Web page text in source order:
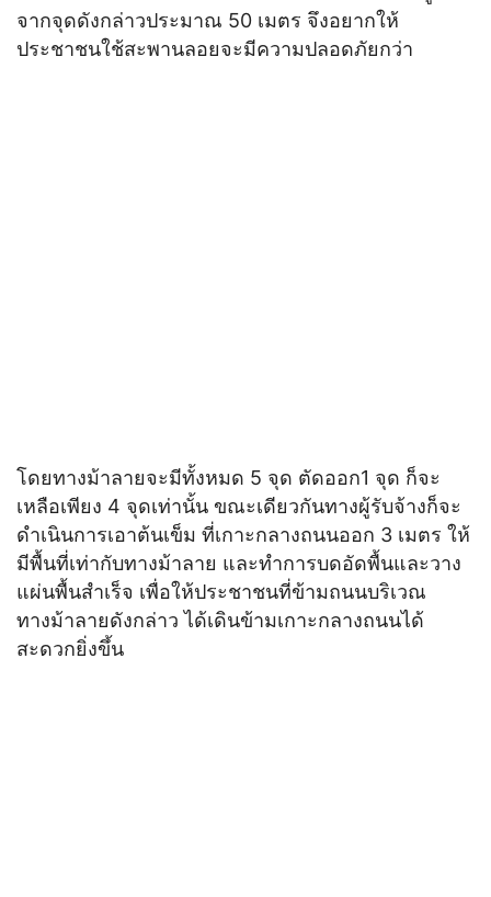
จากจุดดังกล่าวประมาณ 50 เมตร จึงอยากให้
ประชาชนใช้สะพานลอยจะมีความปลอดภัยกว่า
โดยทางม้าลายจะมีทั้งหมด 5 จุด ตัดออก1 จุด ก็จะ
เหลือเพียง 4 จุดเท่านั้น ขณะเดียวกันทางผู้รับจ้างก็จะ
ดำเนินการเอาต้นเข็ม ที่เกาะกลางถนนออก 3 เมตร ให้
มีพื้นที่เท่ากับทางม้าลาย และทำการบดอัดพื้นและวาง
แผ่นพื้นสำเร็จ เพื่อให้ประชาชนที่ข้ามถนนบริเวณ
ทางม้าลายดังกล่าว ได้เดินข้ามเกาะกลางถนนได้
สะดวกยิ่งขึ้น